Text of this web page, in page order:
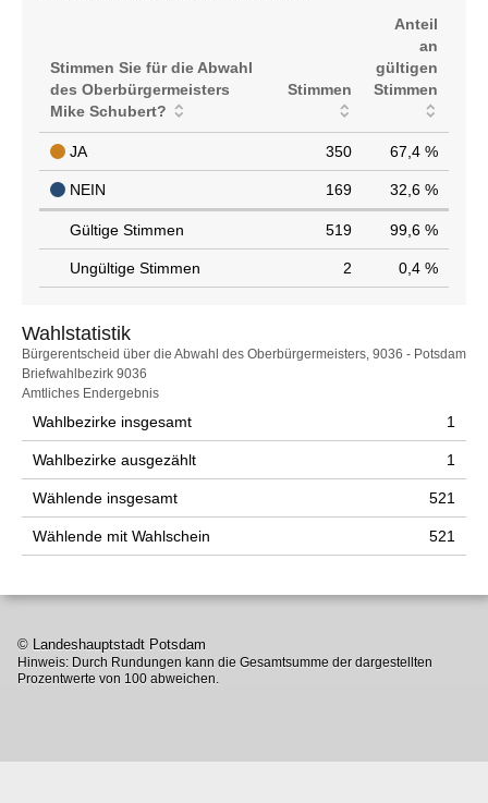
des
Oberbürgermeisters
Mike
Stimmen Sie für die Abwahl
des Oberbürgermeisters
Mike Schubert?
Stimmen
Anteil
an
gültigen
Stimmen
JA 350 67,4 %
NEIN 169 32,6 %
Gültige Stimmen 519 99,6 %
Ungültige Stimmen 2 0,4 %
Wahlstatistik
Wahlstatistik
Bürgerentscheid über die Abwahl des Oberbürgermeisters, 9036 - Potsdam
Briefwahlbezirk 9036
Amtliches Endergebnis
Wahlbezirke insgesamt 1
Wahlbezirke ausgezählt 1
Wählende insgesamt 521
Wählende mit Wahlschein 521
© Landeshauptstadt Potsdam
Hinweis: Durch Rundungen kann die Gesamtsumme der dargestellten
Prozentwerte von 100 abweichen.